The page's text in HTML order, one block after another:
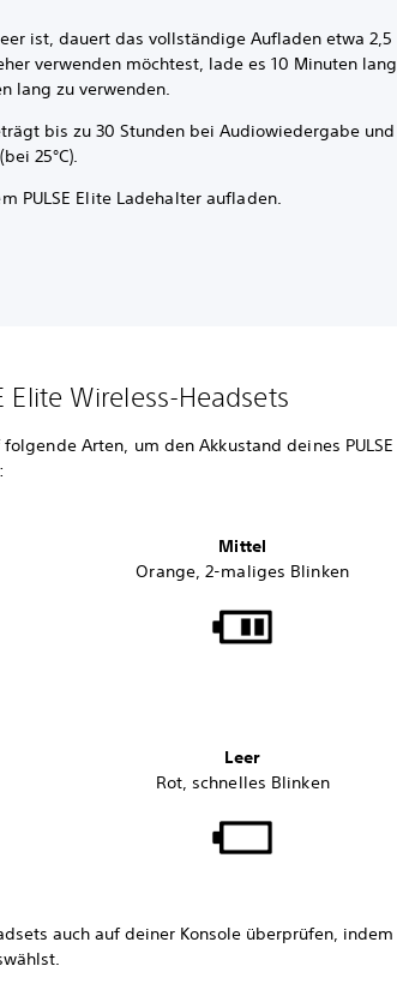
ist, dauert das vollständige Aufladen etwa 2,5
verwenden möchtest, lade es 10 Minuten lang
lang zu verwenden.
bis zu 30 Stunden bei Audiowiedergabe und
25°C).
PULSE Elite Ladehalter aufladen.
Elite Wireless-Headsets
Arten, um den Akkustand deines PULSE
Mittel
Orange, 2-maliges Blinken
Leer
Rot, schnelles Blinken
auch auf deiner Konsole überprüfen, indem